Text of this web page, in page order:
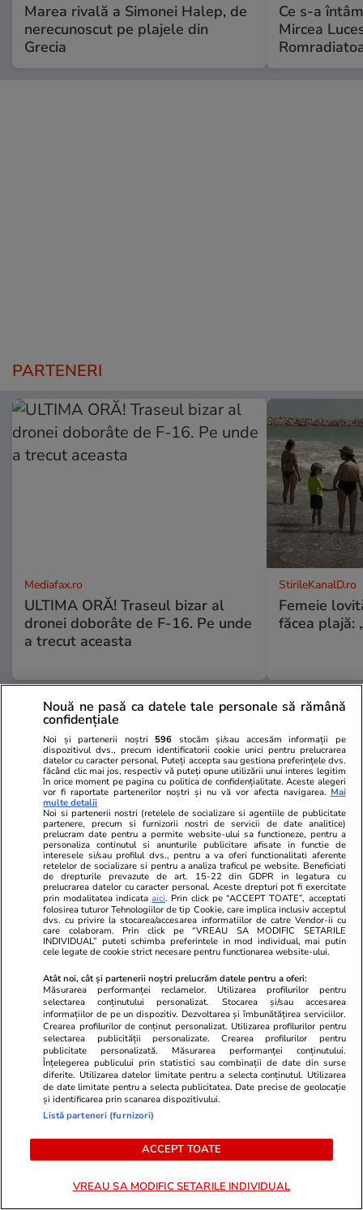
Marea rivală a Simonei Halep, de
nerecunoscut pe plajele din
Grecia
Ce s-a
Mircea
PARTENERI
Mediafax.ro
ULTIMA ORĂ! Traseul bizar al
dronei doborâte de F-16. Pe unde
a trecut aceasta
StirileKanalD.ro
Femeie
făcea plajă:
PROMO
Advertorial
Smart is the new chic: Cum ne
Advertorial
Înscrie-te
PARTENERI
Nouă ne pasă ca datele tale personale să rămână
confidențiale
Noi și partenerii noștri 596 stocăm și/sau accesăm informații pe
dispozitivul dvs., precum identificatorii cookie unici pentru prelucrarea
datelor cu caracter personal. Puteți accepta sau gestiona preferințele dvs.
făcând clic mai jos, respectiv vă puteți opune utilizării unui interes legitim
în orice moment pe pagina cu politica de confidențialitate. Aceste alegeri
vor fi raportate partenerilor noștri și nu vă vor afecta navigarea. Mai
multe detalii
Noi si partenerii nostri (retelele de socializare si agentiile de publicitate
partenere, precum si furnizorii nostri de servicii de date analitice)
prelucram date pentru a permite website-ului sa functioneze, pentru a
personaliza continutul si anunturile publicitare afisate in functie de
interesele si/sau profilul dvs., pentru a va oferi functionalitati aferente
retelelor de socializare si pentru a analiza traficul pe website. Beneficiati
de drepturile prevazute de art. 15-22 din GDPR in legatura cu
prelucrarea datelor cu caracter personal. Aceste drepturi pot fi exercitate
prin modalitatea indicataaici. Prin click pe “ACCEPT TOATE”, acceptati
folosirea tuturor Tehnologiilor de tip Cookie, care implica inclusiv acceptul
dvs. cu privire la stocarea/accesarea informatiilor de catre Vendor-ii cu
care colaboram. Prin click pe “VREAU SA MODIFIC SETARILE
INDIVIDUAL” puteti schimba preferintele in mod individual, mai putin
cele legate de cookie strict necesare pentru functionarea website-ului.
Atât noi, cât și partenerii noștri prelucrăm datele pentru a oferi:
Măsurarea performanței reclamelor. Utilizarea profilurilor pentru
selectarea conținutului personalizat. Stocarea și/sau accesarea
informațiilor de pe un dispozitiv. Dezvoltarea și îmbunătățirea serviciilor.
Crearea profilurilor de conținut personalizat. Utilizarea profilurilor pentru
selectarea publicității personalizate. Crearea profilurilor pentru
publicitate personalizată. Măsurarea performanței conținutului.
Înțelegerea publicului prin statistici sau combinații de date din surse
diferite. Utilizarea datelor limitate pentru a selecta conținutul. Utilizarea
de date limitate pentru a selecta publicitatea. Date precise de geolocație
și identificarea prin scanarea dispozitivului.
Listă parteneri (furnizori)
ACCEPT TOATE
VREAU SA MODIFIC SETARILE INDIVIDUAL